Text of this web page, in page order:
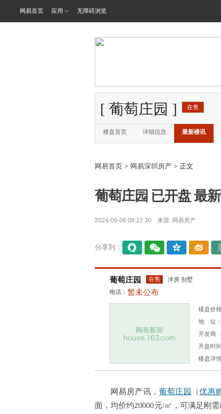
网易首页 应用 无障碍浏览
[ 葡萄庄园 ] 在售
楼盘首页 详细信息 最新楼讯
网易首页 > 网易深圳房产 > 正文
葡萄庄园 已开盘 最
2024-06-06 06:22:30 来源: 网易房产
分享到：
间
葡萄庄园 在售
洋房 别墅
电话： 暂未公布
楼盘价
地 址：
开发商
开盘时
楼盘详
网易房产讯，葡萄庄园 （优惠
面，均价约20000元/㎡，可满足刚